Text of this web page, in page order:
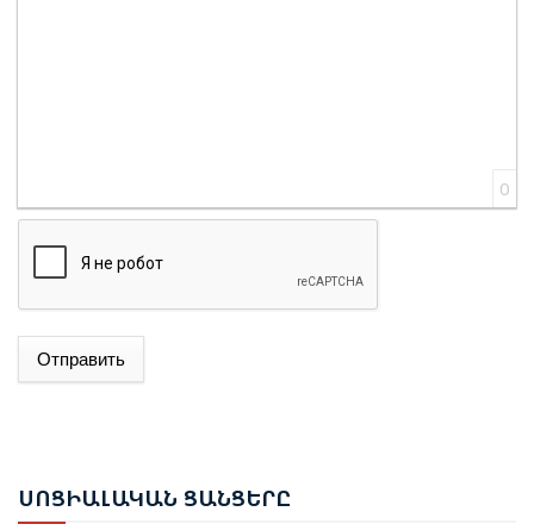
0
Отправить
ՍՈՑԻԱԼԱԿԱՆ ՑԱՆՑԵՐԸ
ԱԴՐԲԵՋԱՆԻ ԱԳ ՆԱԽԱՐԱՐ ՋԵՅՀՈՒՆ ԲԱՅՐԱՄՈՎԸ
ՎԵՐԱԿԱՆԳՆՄԱՆ ՀԱՐՑԵՐՈՎ ՀԱՅԱՍՏԱՆ-ԹՈՒՐՔԻԱ